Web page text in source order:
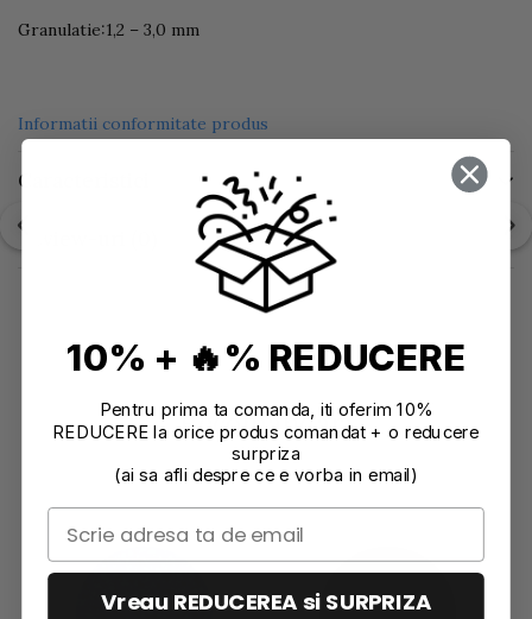
Granulatie:1,2 – 3,0 mm
Informatii conformitate produs
Caracteristici
Recomandari
10% + 🔥% REDUCERE
Pentru prima ta comanda, iti oferim 10%
REDUCERE la orice produs comandat + o reducere
surpriza
(ai sa afli despre ce e vorba in email)
Vreau REDUCEREA si SURPRIZA